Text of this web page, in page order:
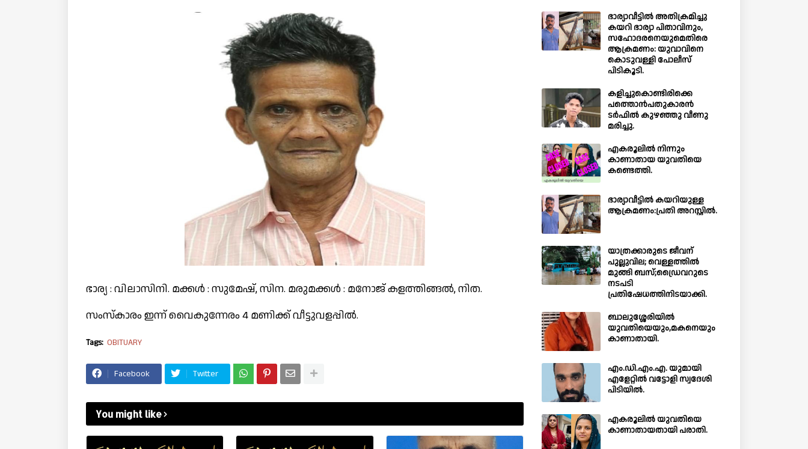
ഭാര്യ : വിലാസിനി. മക്കൾ : സുമേഷ്, സിന. മരുമക്കൾ : മനോജ് കളത്തിങ്ങൽ, നിത.
സംസ്കാരം ഇന്ന് വൈകുന്നേരം 4 മണിക്ക് വീട്ടുവളപ്പിൽ.
Tags: OBITUARY
Facebook Twitter
You might like
ഭാര്യാവീട്ടിൽ അതിക്രമിച്ചു
കയറി ഭാര്യാ പിതാവിനും,
സഹോദരനെയുമെതിരെ
ആക്രമണം: യുവാവിനെ
കൊടുവള്ളി പോലീസ്
പിടികൂടി.
കളിച്ചുകൊണ്ടിരിക്കെ
പത്തൊൻപതുകാരൻ
ടർഫിൽ കുഴഞ്ഞു വീണു
മരിച്ചു.
എകരൂലിൽ നിന്നും
കാണാതായ യുവതിയെ
കണ്ടെത്തി.
ഭാര്യാവീട്ടിൽ കയറിയുള്ള
ആക്രമണം:പ്രതി അറസ്റ്റിൽ.
യാത്രക്കാരുടെ ജീവന്
പുല്ലുവില; വെള്ളത്തിൽ
മുങ്ങി ബസ്;ഡ്രൈവറുടെ
നടപടി
പ്രതിഷേധത്തിനിടയാക്കി.
ബാലുശ്ശേരിയില്‍
യുവതിയെയും,മകനെയും
കാണാതായി.
എം.ഡി.എം.എ. യുമായി
എളേറ്റിൽ വട്ടോളി സ്വദേശി
പിടിയിൽ.
എകരൂലിൽ യുവതിയെ
കാണാതായതായി പരാതി.